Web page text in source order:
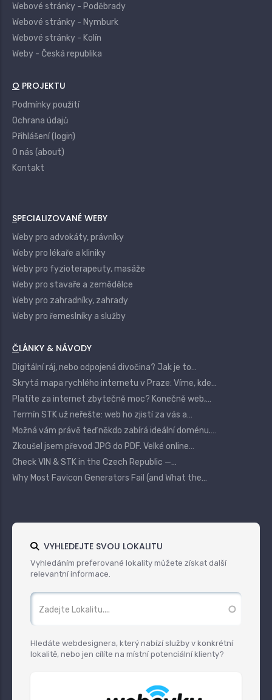
Webové stránky - Poděbrady
Webové stránky - Nymburk
Webové stránky - Kolín
Weby - Česká republika
O PROJEKTU
Podmínky použití
Ochrana údajů
Přihlášení (login)
O nás (about)
Kontakt
SPECIALIZOVANÉ WEBY
Weby pro advokáty, právníky
Weby pro lékaře a kliniky
Weby pro fyzioterapeuty, masáže
Weby pro stavaře a zemědělce
Weby pro zahradníky, zahrady
Weby pro řemeslníky a služby
ČLÁNKY & NÁVODY
Digitální ráj, nebo odpojená divočina? Jak je to…
Skrytá mapa rychlého internetu v Praze: Víme, kde…
Platíte za internet zbytečně moc? Konečně web,…
Termín STK už neřešte: web ho zjistí za vás a…
Možná vám právě teď někdo zabírá ideální doménu.…
Zkoušel jsem převod JPG do PDF. Velké online…
Check VIN & STK in the Czech Republic —…
Why Most Favicon Generators Fail (and What the…
VYHLEDEJTE SVOU LOKALITU
Vyhledáním preferované lokality můžete získat další
relevantní informace.
Hledáte webdesignera, který nabízí služby v konkrétní
lokalitě, nebo jen cílíte na místní potenciální klienty?